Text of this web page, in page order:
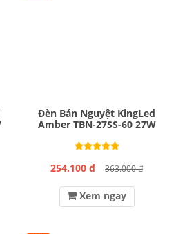
Đèn Bán Nguyệt KingLed
Amber TBN-27SS-60 27W
254.100 đ 363.000 đ
Xem ngay